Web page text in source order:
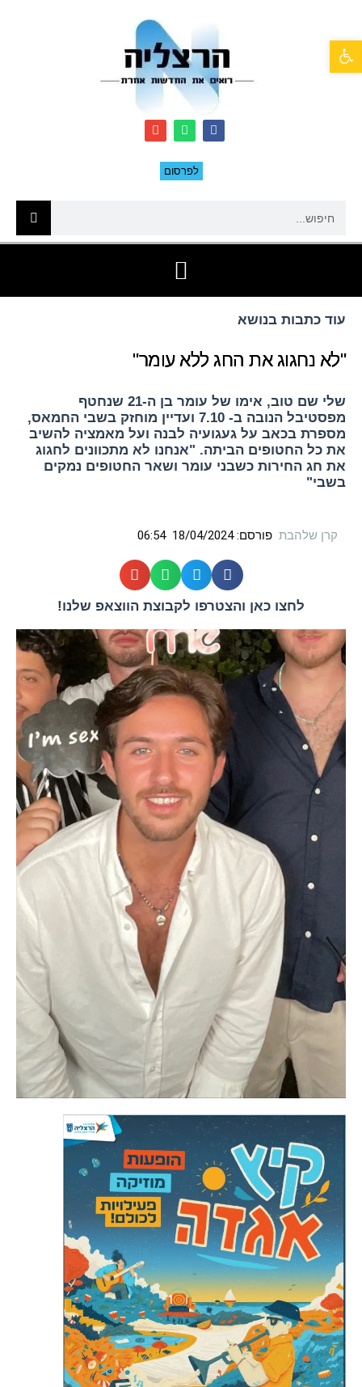
לפרסום
עוד כתבות בנושא
"לא נחגוג את החג ללא עומר"
שלי שם טוב, אימו של עומר בן ה-21 שנחטף
מפסטיבל הנובה ב- 7.10 ועדיין מוחזק בשבי החמאס,
מספרת בכאב על געגועיה לבנה ועל מאמציה להשיב
את כל החטופים הביתה. "אנחנו לא מתכוונים לחגוג
את חג החירות כשבני עומר ושאר החטופים נמקים
בשבי"
קרן שלהבת פורסם:18/04/2024
06:54
לחצו כאן והצטרפו לקבוצת הווצאפ שלנו!
פתח סרגל נגישות